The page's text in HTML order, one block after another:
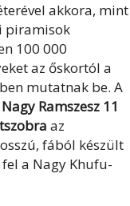
akkora, mint
piramisok
100 000
az őskortól a
mutatnak be. A
Nagy Ramszesz 11
az
fából készült
a Nagy Khufu-